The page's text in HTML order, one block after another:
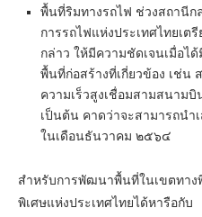
พื้นที่ริมทางรถไฟ ช่วงสถานีก
การรถไฟแห่งประเทศไทยเ
กล่าว ให้มีความชัดเจนเมื่อไ
พื้นที่ก่อสร้างที่เกี่ยวข้อง เช่น
ความเร็วสูงเชื่อมสามสนาม
เป็นต้น คาดว่าจะสามารถน
ในเดือนธันวาคม ๒๕๖๔
สำหรับการพัฒนาพื้นที่ในเขตทาง
พิเศษแห่งประเทศไทยได้หารือกับ